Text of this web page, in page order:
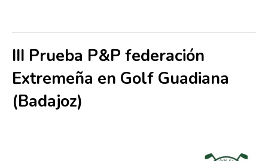
III Prueba P&P federación
Extremeña en Golf Guadiana
(Badajoz)